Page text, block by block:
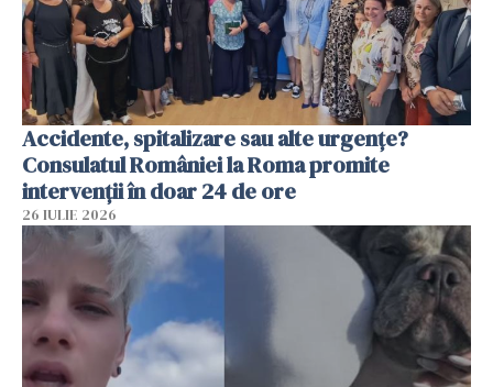
Accidente, spitalizare sau alte urgențe?
Consulatul României la Roma promite
intervenții în doar 24 de ore
26 IULIE 2026